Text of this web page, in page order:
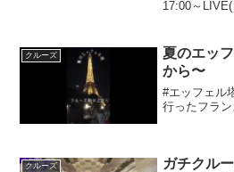
ール ベー
17:00～
LIVE(緑ア...
クルーズ
夏のエッ
から〜
#エッフェル
行ったフラ
クルーズ
ガチクル